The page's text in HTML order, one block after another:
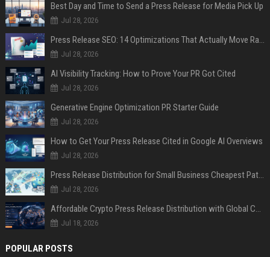
Best Day and Time to Send a Press Release for Media Pick Up
Jul 28, 2026
Press Release SEO: 14 Optimizations That Actually Move Rankings
Jul 28, 2026
AI Visibility Tracking: How to Prove Your PR Got Cited
Jul 28, 2026
Generative Engine Optimization PR Starter Guide
Jul 28, 2026
How to Get Your Press Release Cited in Google AI Overviews
Jul 28, 2026
Press Release Distribution for Small Business Cheapest Path to Real Coverage
Jul 28, 2026
Affordable Crypto Press Release Distribution with Global Coverage
Jul 18, 2026
POPULAR POSTS